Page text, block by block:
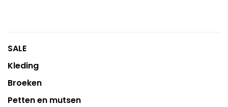
SALE
Kleding
Broeken
Petten en mutsen